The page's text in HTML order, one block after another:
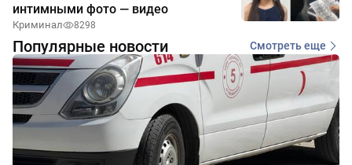
интимными фото — видео
Криминал 8298
Популярные новости Смотреть еще